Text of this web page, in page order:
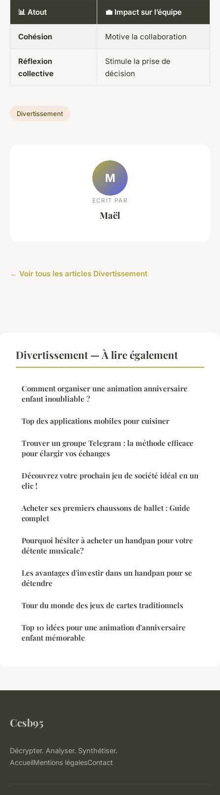
📊 Atout 💼 Impact sur l’équipe
Cohésion Motive la collaboration
Réflexion
collective
Stimule la prise de
décision
Divertissement
M
ECRIT PAR
Maël
← Voir tous les articles Divertissement
Divertissement — À lire également
Comment organiser une animation anniversaire
enfant inoubliable ?
Top des applications mobiles pour cuisiner
Trouver un groupe Telegram : la méthode efficace
pour élargir vos échanges
Découvrez votre prochain jeu de société idéal en un
clic !
Acheter ses premiers chaussons de ballet : Guide
complet
Pourquoi hésiter à acheter un handpan pour votre
détente musicale?
Les avantages d'investir dans un handpan pour se
détendre
Tour du monde des jeux de cartes traditionnels
Top 10 idées pour une animation d'anniversaire
enfant mémorable
Ccsb95
Décrypter. Analyser. Synthétiser.
AccueilMentions légalesContact